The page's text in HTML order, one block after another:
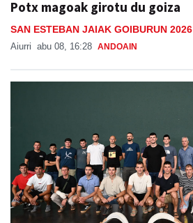
Potx magoak girotu du goiza
SAN ESTEBAN JAIAK GOIBURUN 2026
Aiurri abu 08, 16:28 ANDOAIN